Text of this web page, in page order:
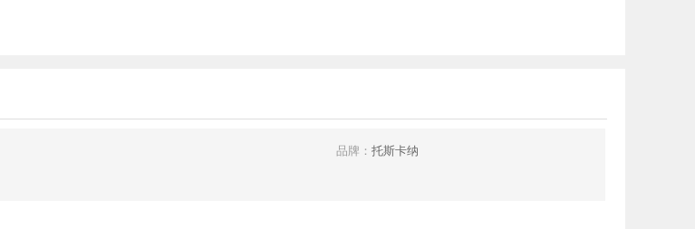
品牌： 托斯卡纳